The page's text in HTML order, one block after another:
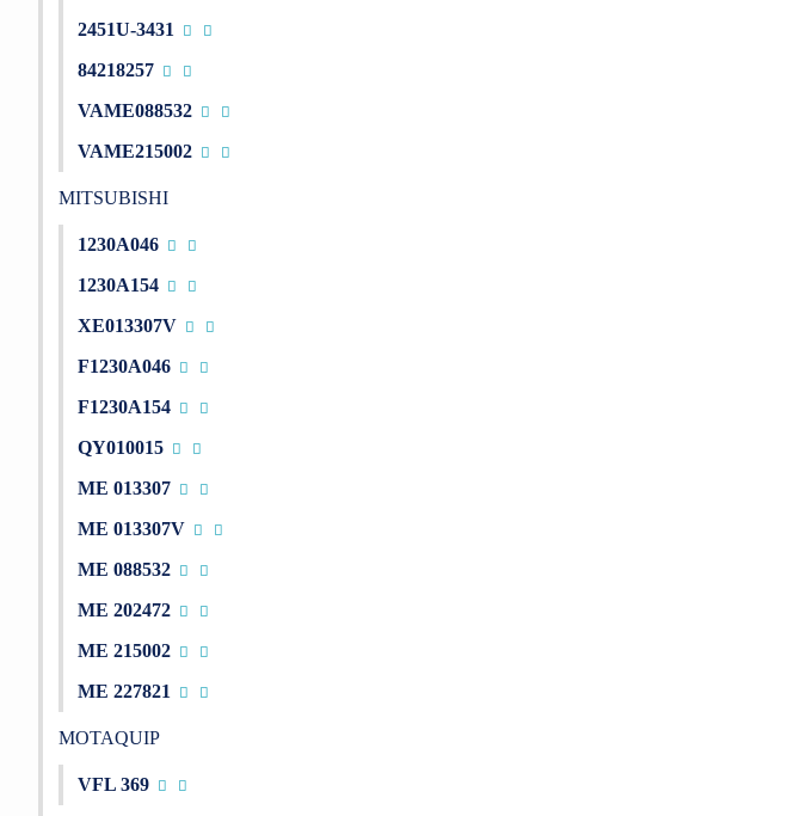
2451U-3431
84218257
VAME088532
VAME215002
MITSUBISHI
1230A046
1230A154
XE013307V
F1230A046
F1230A154
QY010015
ME 013307
ME 013307V
ME 088532
ME 202472
ME 215002
ME 227821
MOTAQUIP
VFL 369